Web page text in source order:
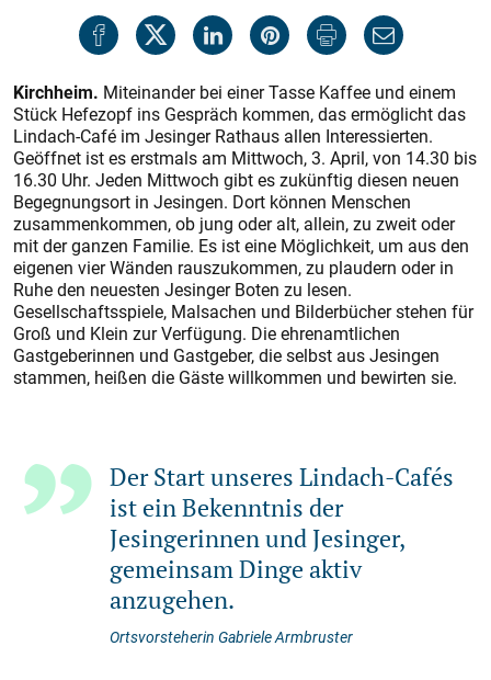
Kirchheim. Miteinander bei einer Tasse Kaffee und einem
Stück Hefezopf ins Gespräch kommen, das ermöglicht das
Lindach-Café im Jesinger Rathaus allen Interessierten.
Geöffnet ist es erstmals am Mittwoch, 3. April, von 14.30 bis
16.30 Uhr. Jeden Mittwoch gibt es zukünftig diesen neuen
Begegnungsort in Jesingen. Dort können Menschen
zusammenkommen, ob jung oder alt, allein, zu zweit oder
mit der ganzen Familie. Es ist eine Möglichkeit, um aus den
eigenen vier Wänden rauszukommen, zu plaudern oder in
Ruhe den neuesten Jesinger Boten zu lesen.
Gesellschaftsspiele, Malsachen und Bilderbücher stehen für
Groß und Klein zur Verfügung. Die ehrenamtlichen
Gastgeberinnen und Gastgeber, die selbst aus Jesingen
stammen, heißen die Gäste willkommen und bewirten sie.
Der Start unseres Lindach-Cafés
ist ein Bekenntnis der
Jesingerinnen und Jesinger,
gemeinsam Dinge aktiv
anzugehen.
Ortsvorsteherin Gabriele Armbruster